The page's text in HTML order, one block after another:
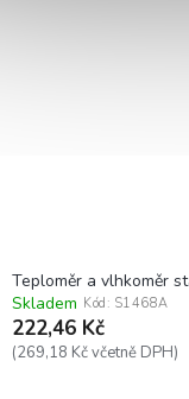
Teploměr a vlhkoměr
Skladem Kód: S1468A
222,46 Kč
(269,18 Kč včetně DPH)